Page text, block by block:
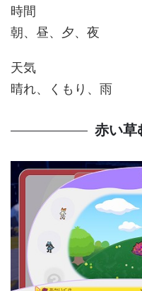
時間
朝、昼、夕、夜
天気
晴れ、くもり、雨
赤い草